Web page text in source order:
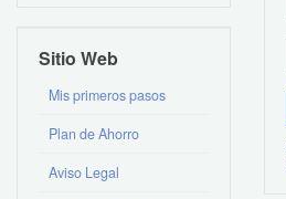
Sitio Web
Mis primeros pasos
Plan de Ahorro
Aviso Legal